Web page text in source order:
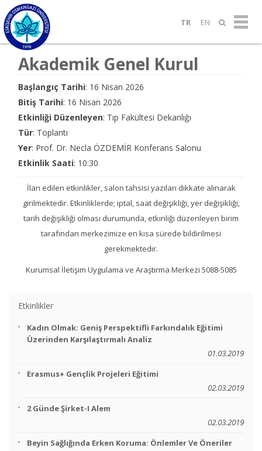
TR EN
Akademik Genel Kurul
Başlangıç Tarihi: 16 Nisan 2026
Bitiş Tarihi: 16 Nisan 2026
Etkinliği Düzenleyen: Tıp Fakültesi Dekanlığı
Tür: Toplantı
Yer: Prof. Dr. Necla ÖZDEMİR Konferans Salonu
Etkinlik Saati: 10:30
İlan edilen etkinlikler, salon tahsisi yazıları dikkate alınarak
girilmektedir. Etkinliklerde; iptal, saat değişikliği, yer değişikliği,
tarih değişikliği olması durumunda, etkinliği düzenleyen birim
tarafından merkezimize en kısa sürede bildirilmesi
gerekmektedir.
Kurumsal İletişim Uygulama ve Araştırma Merkezi 5088-5085
Etkinlikler
Kadın Olmak: Geniş Perspektifli Farkındalık Eğitimi
Üzerinden Karşılaştırmalı Analiz
01.03.2019
Erasmus+ Gençlik Projeleri Eğitimi
02.03.2019
2 Günde Şirket-I Alem
02.03.2019
Beyin Sağlığında Erken Koruma: Önlemler Ve Öneriler